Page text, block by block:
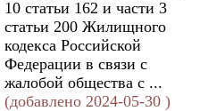
10 статьи 162 и части 3
статьи 200 Жилищного
кодекса Российской
Федерации в связи с
жалобой общества с ...
(добавлено 2024-05-30 )